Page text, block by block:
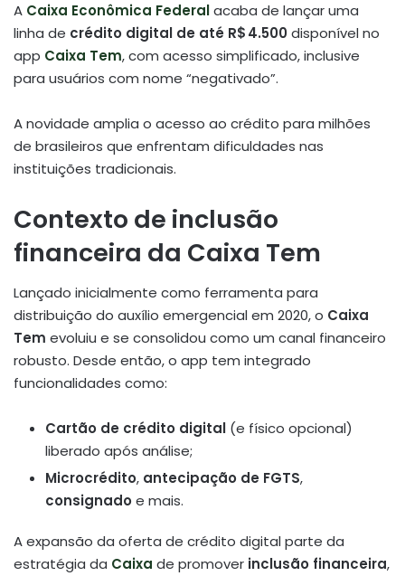
A Caixa Econômica Federalacaba de lançar uma
linha de crédito digital de até R$ 4.500disponível no
app Caixa Tem, com acesso simplificado, inclusive
para usuários com nome “negativado”.
A novidade amplia o acesso ao crédito para milhões
de brasileiros que enfrentam dificuldades nas
instituições tradicionais.
Contexto de inclusão
financeira da Caixa Tem
Lançado inicialmente como ferramenta para
distribuição do auxílio emergencial em 2020, o Caixa
Tem evoluiu e se consolidou como um canal financeiro
robusto. Desde então, o app tem integrado
funcionalidades como:
Cartão de crédito digital (e físico opcional)
liberado após análise;
Microcrédito, antecipação de FGTS,
consignado e mais.
A expansão da oferta de crédito digital parte da
estratégia da Caixa de promover inclusão financeira,